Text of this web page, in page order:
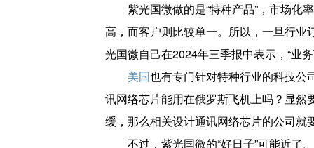
紫光国微做的是“特种产品”，市场化
高，而客户则比较单一。所以，一旦行
光国微自己在2024年三季报中表示，“业
美国也有专门针对特种行业的科技公
讯网络芯片能用在俄罗斯飞机上吗？显
缓，那么相关设计通讯网络芯片的公司就
不过，紫光国微的“好日子”可能近了。